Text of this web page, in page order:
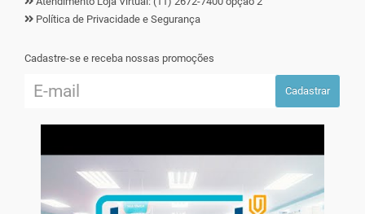
Política de Privacidade e Segurança
Cadastre-se e receba nossas promoções
Cadastrar